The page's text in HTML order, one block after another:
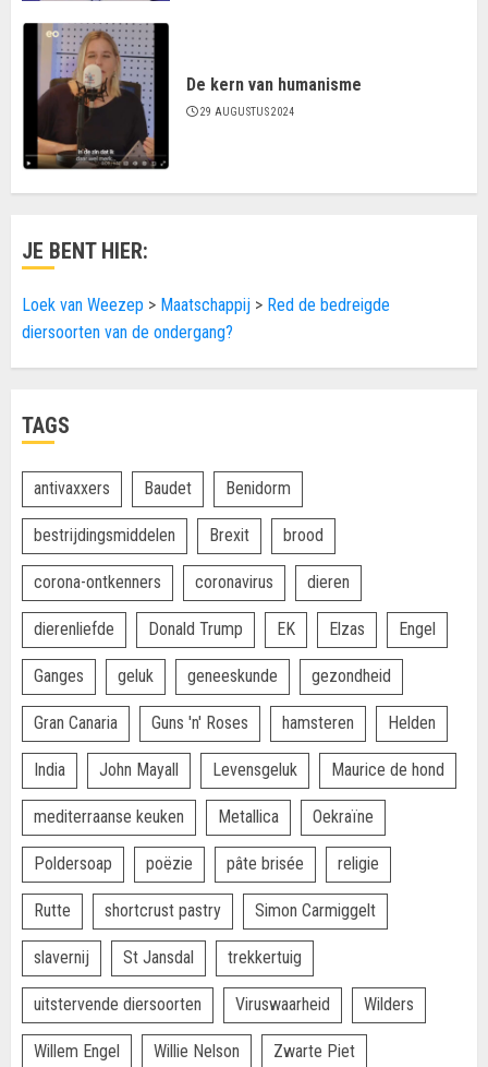
De kern van humanisme
29 AUGUSTUS 2024
JE BENT HIER:
Loek van Weezep > Maatschappij > Red de bedreigde
diersoorten van de ondergang?
TAGS
antivaxxers Baudet Benidorm
bestrijdingsmiddelen Brexit brood
corona-ontkenners coronavirus dieren
dierenliefde Donald Trump EK Elzas Engel
Ganges geluk geneeskunde gezondheid
Gran Canaria Guns 'n' Roses hamsteren Helden
India John Mayall Levensgeluk Maurice de hond
mediterraanse keuken Metallica Oekraïne
Poldersoap poëzie pâte brisée religie
Rutte shortcrust pastry Simon Carmiggelt
slavernij St Jansdal trekkertuig
uitstervende diersoorten Viruswaarheid Wilders
Willem Engel Willie Nelson Zwarte Piet